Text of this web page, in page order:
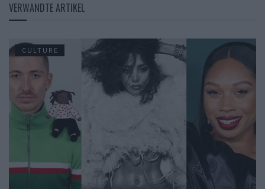
VERWANDTE ARTIKEL
CULTURE